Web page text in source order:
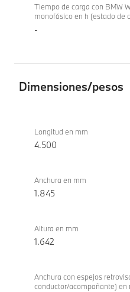
Tiempo de carga con BMW
monofásico en h (estado de
-
Dimensiones/pesos
sDrive18i
Longitud en mm
4.500
Anchura en mm
1.845
Altura en mm
1.642
Anchura con espejos
conductor/acompañante) en